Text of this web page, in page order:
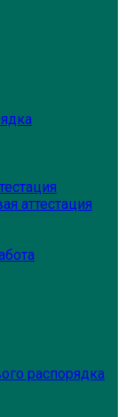
аттестация
распорядка